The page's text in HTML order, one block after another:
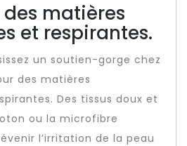
matières
et respirantes.
un soutien-gorge chez
des matières
Des tissus doux et
ou la microfibre
l’irritation de la peau